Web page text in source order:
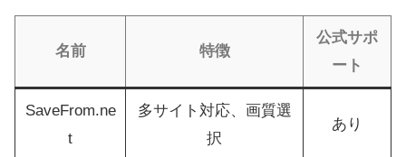
名前 特徴
公式サポ
ート
SaveFrom.ne
t
多サイト対応、画質選
択
あり